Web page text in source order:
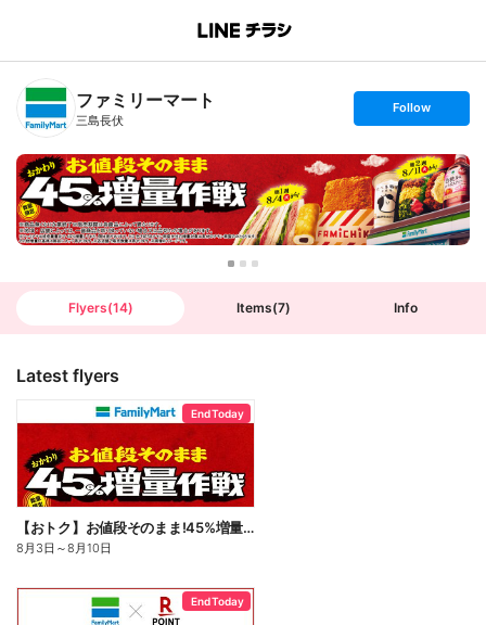
B
n
T
ファミリーマート
三島長伏
s
t
o
l
l
o
w
Follow
Flyers(14) Items(7) Info
Latest flyers
End Today
【おトク】お値段そのまま!45%増量作戦!
8月3日 ～8月10日
End Today